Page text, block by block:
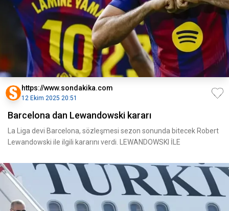
https://www.sondakika.com
12 Ekim 2025 20:51
Barcelona dan Lewandowski kararı
La Liga devi Barcelona, sözleşmesi sezon sonunda bitecek Robert
Lewandowski ile ilgili kararını verdi. LEWANDOWSKI İLE